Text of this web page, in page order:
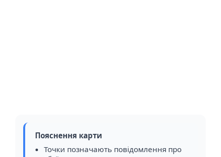
Пояснення карти
Точки позначають повідомлення про